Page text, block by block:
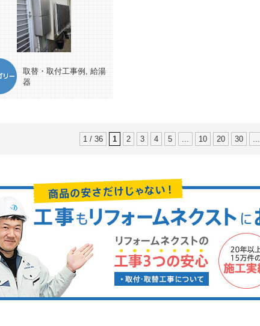
取替・取付工事例 , 給湯
器
1 / 36 1 2 3 4 5 ... 10 20 30 ...